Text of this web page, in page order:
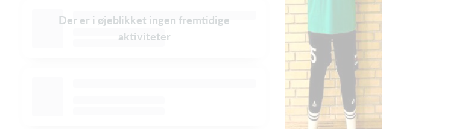
Der er i øjeblikket ingen fremtidige
aktiviteter